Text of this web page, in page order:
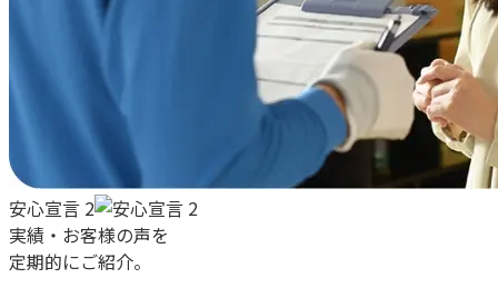
安心宣言 2
実績・お客様の声を
定期的にご紹介。